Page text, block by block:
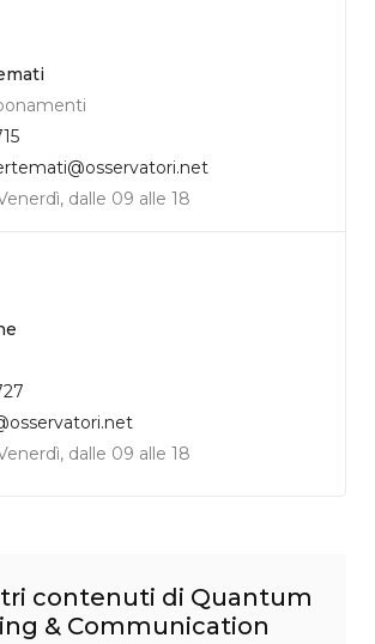
dalle 09 alle 18
dalle 09 alle 18
contenuti di Quantum
& Communication